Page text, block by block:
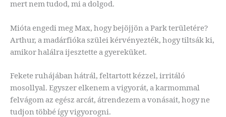
mert nem tudod, mi a dolgod.
Mióta engedi meg Max, hogy bejöjjön a Park területére?
Arthur, a madárfióka szülei kérvényezték, hogy tiltsák ki,
amikor halálra ijesztette a gyereküket.
Fekete ruhájában hátrál, feltartott kézzel, irritáló
mosollyal. Egyszer elkenem a vigyorát, a karmommal
felvágom az egész arcát, átrendezem a vonásait, hogy ne
tudjon többé így vigyorogni.